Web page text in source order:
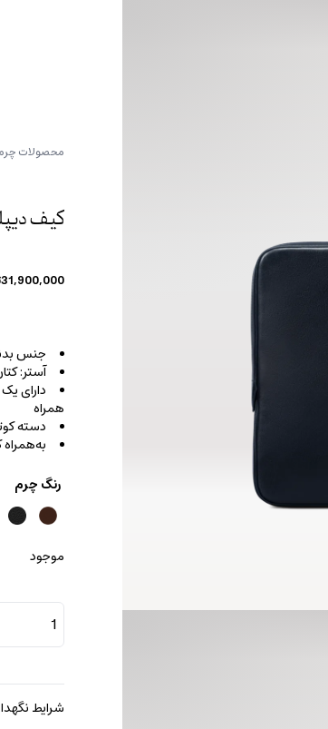
محصولات
کیف
31,900,000
جنس
آستر:
دارای
همراه
دسته
رنگ چرم
موجود
کیف
دیپلمات
اسلیم
عدد
شرایط